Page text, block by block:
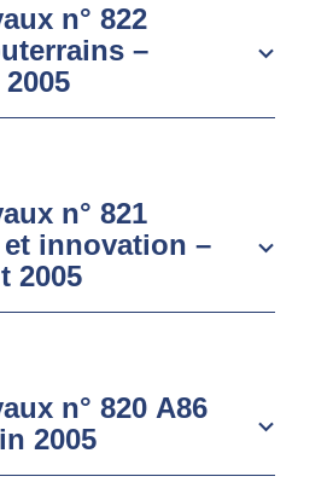
n° 822
–
n° 821
et innovation –
2005
n° 820 A86
2005